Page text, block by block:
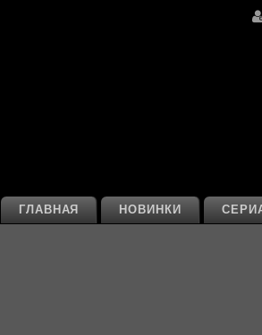
НОВИНКИ
ГЛАВНАЯ